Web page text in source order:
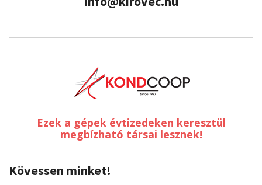
Ezek a gépek évtizedeken keresztül
megbízható társai lesznek!
Kövessen minket!